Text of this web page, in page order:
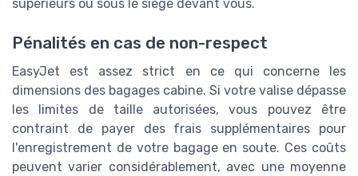
supérieurs ou sous le siège devant vous.
Pénalités en cas de non-respect
EasyJet est assez strict en ce qui concerne les
dimensions des bagages cabine. Si votre valise dépasse
les limites de taille autorisées, vous pouvez être
contraint de payer des frais supplémentaires pour
l'enregistrement de votre bagage en soute. Ces coûts
peuvent varier considérablement, avec une moyenne